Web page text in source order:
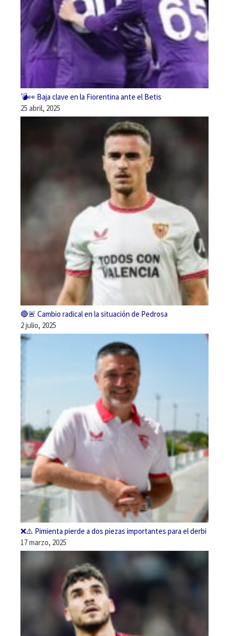
💣👀 Baja clave en la Fiorentina ante el Betis
25 abril, 2025
🔴🚨 Cambio radical en la situación de Pedrosa
2 julio, 2025
❌⚠️ Pimienta pierde a dos piezas importantes para el derbi
17 marzo, 2025